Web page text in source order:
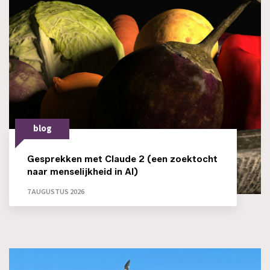
blog
Gesprekken met Claude 2 (een zoektocht
naar menselijkheid in AI)
7 AUGUSTUS 2026